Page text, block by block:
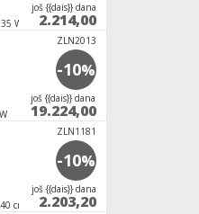
W
јoš {{dais}} dana
2.214,00
ZLN2013
-10%
јoš {{dais}} dana
19.224,00
cm, 40 W,
ZLN1181
-10%
јoš {{dais}} dana
2.203,20